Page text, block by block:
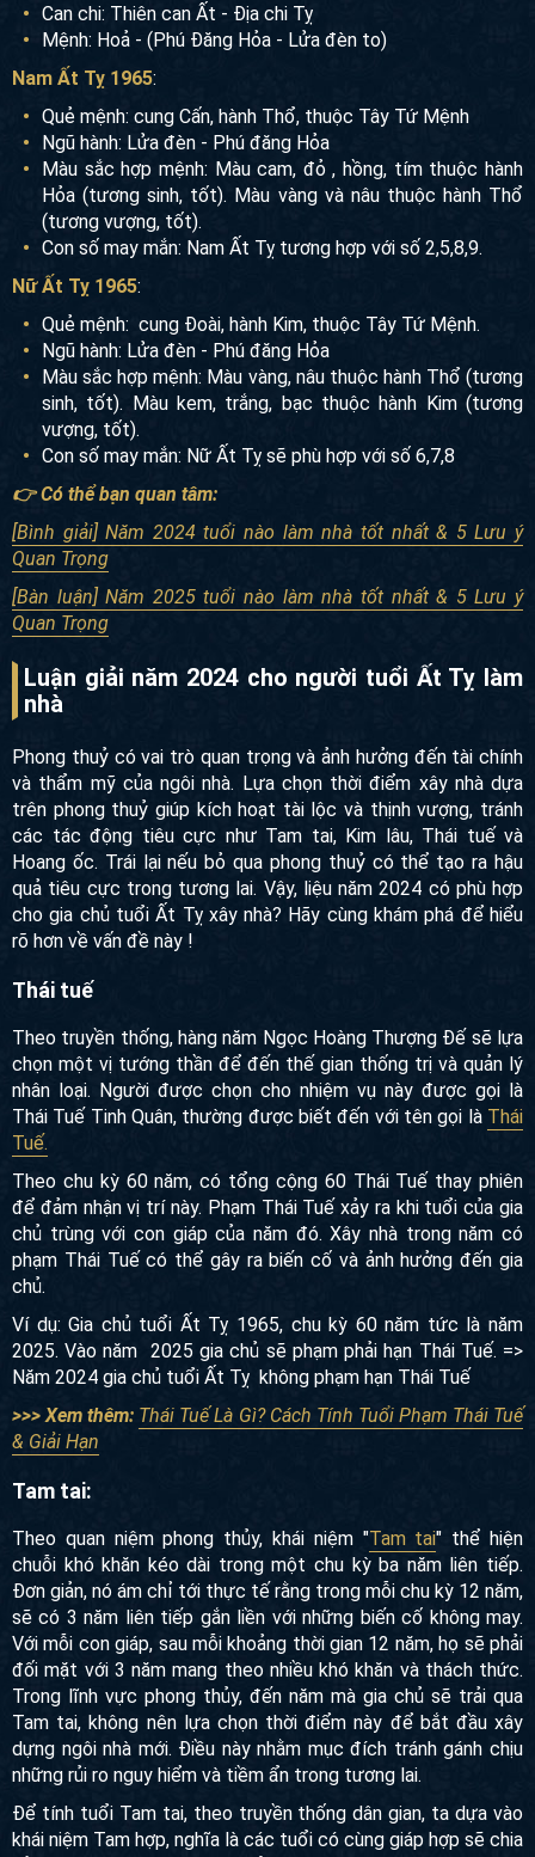
Can chi: Thiên can Ất - Địa chi Tỵ
Mệnh: Hoả - (Phú Đăng Hỏa - Lửa đèn to)
Nam Ất Tỵ 1965:
Quẻ mệnh: cung Cấn, hành Thổ, thuộc Tây Tứ Mệnh
Ngũ hành: Lửa đèn - Phú đăng Hỏa
Màu sắc hợp mệnh: Màu cam, đỏ , hồng, tím thuộc hành
Hỏa (tương sinh, tốt). Màu vàng và nâu thuộc hành Thổ
(tương vượng, tốt).
Con số may mắn: Nam Ất Tỵ tương hợp với số 2,5,8,9.
Nữ Ất Tỵ 1965:
Quẻ mệnh: cung Đoài, hành Kim, thuộc Tây Tứ Mệnh.
Ngũ hành: Lửa đèn - Phú đăng Hỏa
Màu sắc hợp mệnh: Màu vàng, nâu thuộc hành Thổ (tương
sinh, tốt). Màu kem, trắng, bạc thuộc hành Kim (tương
vượng, tốt).
Con số may mắn: Nữ Ất Tỵ sẽ phù hợp với số 6,7,8
👉 Có thể bạn quan tâm:
[Bình giải] Năm 2024 tuổi nào làm nhà tốt nhất & 5 Lưu ý
Quan Trọng
[Bàn luận] Năm 2025 tuổi nào làm nhà tốt nhất & 5 Lưu ý
Quan Trọng
Luận giải năm 2024 cho người tuổi Ất Tỵ làm
nhà
Phong thuỷ có vai trò quan trọng và ảnh hưởng đến tài chính
và thẩm mỹ của ngôi nhà. Lựa chọn thời điểm xây nhà dựa
trên phong thuỷ giúp kích hoạt tài lộc và thịnh vượng, tránh
các tác động tiêu cực như Tam tai, Kim lâu, Thái tuế và
Hoang ốc. Trái lại nếu bỏ qua phong thuỷ có thể tạo ra hậu
quả tiêu cực trong tương lai. Vậy, liệu năm 2024 có phù hợp
cho gia chủ tuổi Ất Tỵ xây nhà? Hãy cùng khám phá để hiểu
rõ hơn về vấn đề này !
Thái tuế
Theo truyền thống, hàng năm Ngọc Hoàng Thượng Đế sẽ lựa
chọn một vị tướng thần để đến thế gian thống trị và quản lý
nhân loại. Người được chọn cho nhiệm vụ này được gọi là
Thái Tuế Tinh Quân, thường được biết đến với tên gọi là Thái
Tuế.
Theo chu kỳ 60 năm, có tổng cộng 60 Thái Tuế thay phiên
để đảm nhận vị trí này. Phạm Thái Tuế xảy ra khi tuổi của gia
chủ trùng với con giáp của năm đó. Xây nhà trong năm có
phạm Thái Tuế có thể gây ra biến cố và ảnh hưởng đến gia
chủ.
Ví dụ: Gia chủ tuổi Ất Tỵ 1965, chu kỳ 60 năm tức là năm
2025. Vào năm 2025 gia chủ sẽ phạm phải hạn Thái Tuế. =>
Năm 2024 gia chủ tuổi Ất Tỵ không phạm hạn Thái Tuế
>>> Xem thêm: Thái Tuế Là Gì? Cách Tính Tuổi Phạm Thái Tuế
& Giải Hạn
Tam tai:
Theo quan niệm phong thủy, khái niệm "Tam tai" thể hiện
chuỗi khó khăn kéo dài trong một chu kỳ ba năm liên tiếp.
Đơn giản, nó ám chỉ tới thực tế rằng trong mỗi chu kỳ 12 năm,
sẽ có 3 năm liên tiếp gắn liền với những biến cố không may.
Với mỗi con giáp, sau mỗi khoảng thời gian 12 năm, họ sẽ phải
đối mặt với 3 năm mang theo nhiều khó khăn và thách thức.
Trong lĩnh vực phong thủy, đến năm mà gia chủ sẽ trải qua
Tam tai, không nên lựa chọn thời điểm này để bắt đầu xây
dựng ngôi nhà mới. Điều này nhằm mục đích tránh gánh chịu
những rủi ro nguy hiểm và tiềm ẩn trong tương lai.
Để tính tuổi Tam tai, theo truyền thống dân gian, ta dựa vào
khái niệm Tam hợp, nghĩa là các tuổi có cùng giáp hợp sẽ chia